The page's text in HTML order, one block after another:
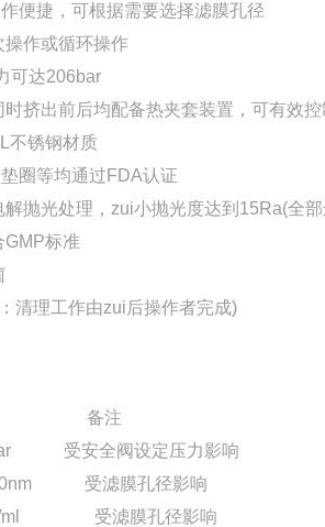
便捷，可根据需要选择滤膜孔径
操作或循环操作
可达206bar
挤出前后均配备热夹套装置，可有效控
不锈钢材质
圈等均通过 FDA认证
抛光处理，zui小抛光度达到 15Ra(全
GMP标准
清理工作由zui后操作者完成)
备注
受安全阀设定压力影响
受滤膜孔径影响
受滤膜孔径影响